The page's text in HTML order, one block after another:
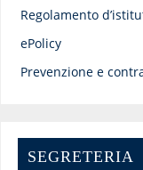
Regolamento
ePolicy
Prevenzione e
SEGRETERIA